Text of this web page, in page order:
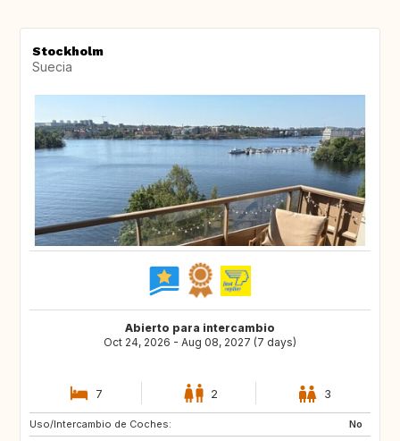
Stockholm
Suecia
Abierto para intercambio
Oct 24, 2026 - Aug 08, 2027 (7 days)
7 2 3
Uso/Intercambio de Coches:
No
PT